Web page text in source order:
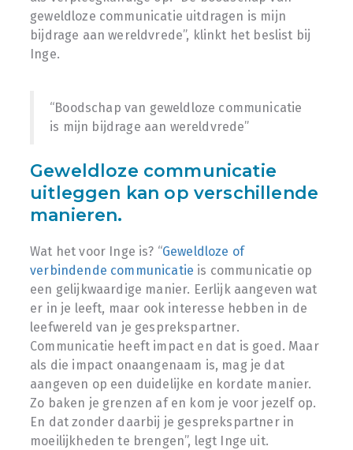
geweldloze communicatie uitdragen is mijn
bijdrage aan wereldvrede”, klinkt het beslist bij
Inge.
“Boodschap van geweldloze communicatie
is mijn bijdrage aan wereldvrede”
Geweldloze communicatie
uitleggen kan op verschillende
manieren.
Wat het voor Inge is? “Geweldloze of
verbindende communicatie is communicatie op
een gelijkwaardige manier. Eerlijk aangeven wat
er in je leeft, maar ook interesse hebben in de
leefwereld van je gesprekspartner.
Communicatie heeft impact en dat is goed. Maar
als die impact onaangenaam is, mag je dat
aangeven op een duidelijke en kordate manier.
Zo baken je grenzen af en kom je voor jezelf op.
En dat zonder daarbij je gesprekspartner in
moeilijkheden te brengen”, legt Inge uit.